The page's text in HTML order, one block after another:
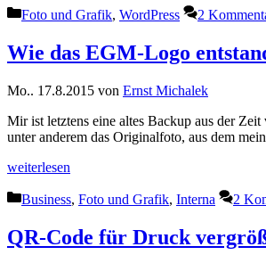
Kategorien
Foto und Grafik, WordPress 2
Wie das EGM-Logo
Mo.. 17.8.2015 von Ernst Michalek
Mir ist letztens eine altes Backup aus der
unter anderem das Originalfoto, aus dem
weiterlesen
Kategorien
Business, Foto und Grafik, Interna 2
QR-Code für Druck